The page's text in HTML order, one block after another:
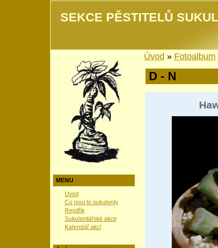
SEKCE PĚSTITELŮ
MENU
Úvod
Co jsou to sukulenty
Rejstřík
Sukulentářské akce
Kalendář akcí
Úvod » Fotoalbum
D - N